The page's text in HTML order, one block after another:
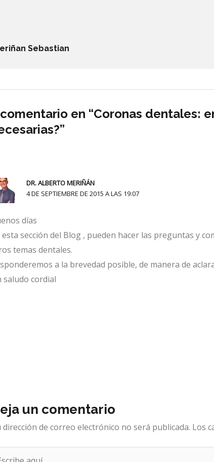
Sebastian
en “Coronas dentales:
DR. ALBERTO MERIÑÁN
4 DE SEPTIEMBRE DE 2015 A LAS 19:07
días
esta sección del Blog , pueden hacer las preguntas y
temas dentales.
a la brevedad posible, de manera de
saludo cordial
un comentario
dirección de correo electrónico no será publicada. Los